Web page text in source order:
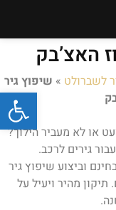
האצ’בק
לשברולט » שיפוץ גיר
או לא מעביר הילוך?
גירים לרכב.
וביצוע שיפוץ גיר
מהיר ויעיל על